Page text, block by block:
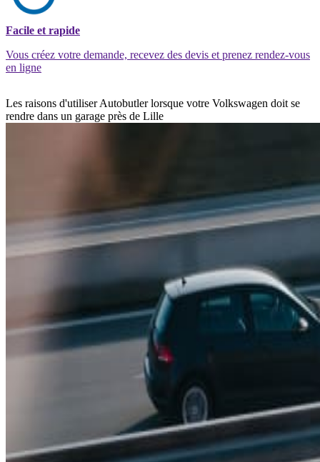
Facile et rapide
Vous créez votre demande, recevez des devis et prenez rendez-vous
en ligne
Les raisons d'utiliser Autobutler lorsque votre Volkswagen doit se
rendre dans un garage près de Lille